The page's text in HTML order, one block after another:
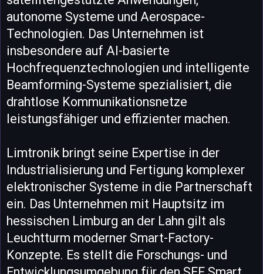
autonome Systeme und Aerospace-
Technologien. Das Unternehmen ist
insbesondere auf AI-basierte
Hochfrequenztechnologien und intelligente
Beamforming-Systeme spezialisiert, die
drahtlose Kommunikationsnetze
leistungsfähiger und effizienter machen.
Limtronik bringt seine Expertise in der
Industrialisierung und Fertigung komplexer
elektronischer Systeme in die Partnerschaft
ein. Das Unternehmen mit Hauptsitz im
hessischen Limburg an der Lahn gilt als
Leuchtturm moderner Smart-Factory-
Konzepte. Es stellt die Forschungs- und